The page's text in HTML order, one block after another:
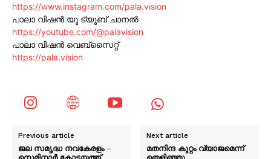
https://www.instagram.com/pala.vision
പാലാ വിഷൻ യൂ ട്യൂബ് ചാനൽ
https://youtube.com/@palavision
പാലാ വിഷൻ വെബ്സൈറ്റ്
https://pala.vision
Previous article
ജല സമൃദ്ധ നവകേരളം –
Next article
മതനിന്ദ കുറ്റം വ്യാജമെന്ന്